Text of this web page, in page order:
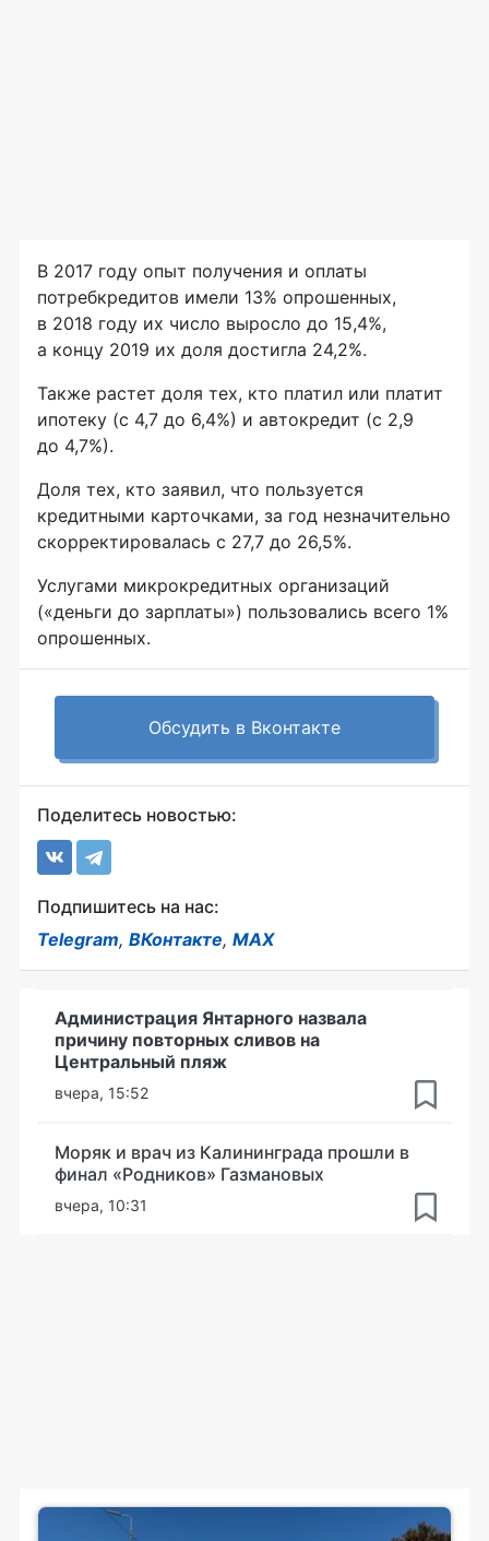
В 2017 году опыт получения и оплаты
потребкредитов имели 13% опрошенных,
в 2018 году их число выросло до 15,4%,
а концу 2019 их доля достигла 24,2%.
Также растет доля тех, кто платил или платит
ипотеку (с 4,7 до 6,4%) и автокредит (с 2,9
до 4,7%).
Доля тех, кто заявил, что пользуется
кредитными карточками, за год незначительно
скорректировалась с 27,7 до 26,5%.
Услугами микрокредитных организаций
(«деньги до зарплаты») пользовались всего 1%
опрошенных.
Обсудить в Вконтакте
Поделитесь новостью:
Подпишитесь на нас:
Telegram, ВКонтакте, MAX
Администрация Янтарного назвала
причину повторных сливов на
Центральный пляж
вчера, 15:52
Моряк и врач из Калининграда прошли в
финал «Родников» Газмановых
вчера, 10:31